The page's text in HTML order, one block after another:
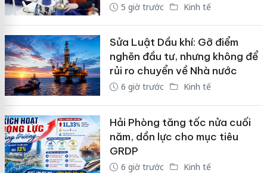
5 giờ trước Kinh tế
Sửa Luật Dầu khí: Gỡ điểm
nghẽn đầu tư, nhưng không để
rủi ro chuyển về Nhà nước
6 giờ trước Kinh tế
Hải Phòng tăng tốc nửa cuối
năm, dồn lực cho mục tiêu
GRDP
6 giờ trước Kinh tế